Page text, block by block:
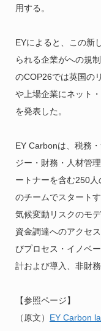
用する。
EYによると、この新
られる企業がへの規
のCOP26では英国の
や上場企業にネット
を発表した。
EY Carbonは、税務
ジー・財務・人材管
ートナーを含む250
のチームでスタート
気候変動リスクのモ
資金調達へのアクセ
びプロセス・イノベ
計および導入、非財
【参照ページ】
（原文） EY Carbon